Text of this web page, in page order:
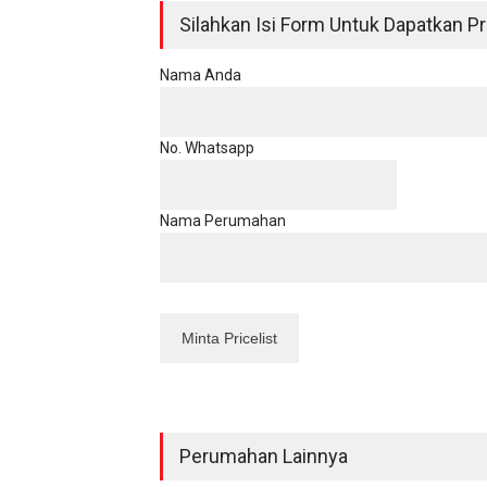
Silahkan Isi Form Untuk Dapatkan
Nama Anda
No. Whatsapp
Nama Perumahan
Perumahan Lainnya